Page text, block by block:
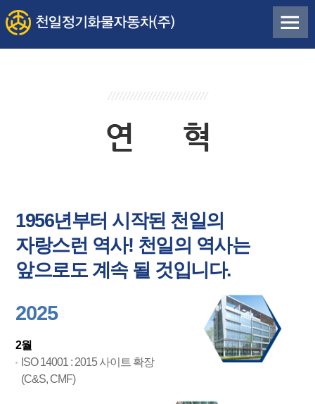
1956년부터 시작된 천일의
자랑스런 역사! 천일의 역사는
앞으로도 계속 될 것입니다.
2025
2월
ISO 14001 : 2015 사이트 확장
(C&S, CMF)